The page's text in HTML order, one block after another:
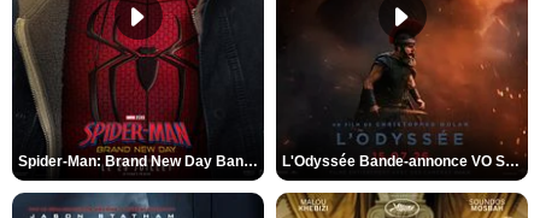
Spider-Man: Brand New Day Bande-annonce VO STFR L'Odyssée Bande-annonce VO STFR